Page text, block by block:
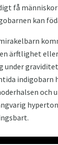
få människor
kan
ärftlighet
under
indigobarn
och